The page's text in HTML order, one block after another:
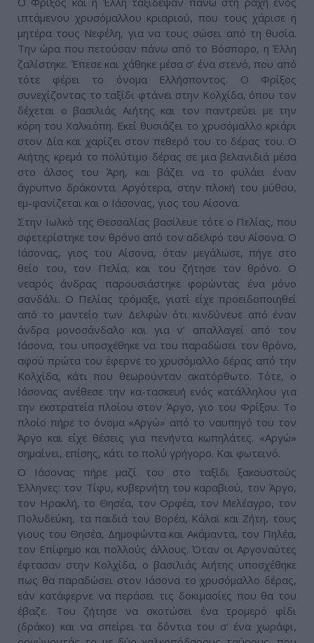
ιπτάμενου χρυσόμαλλου κριαριού, που τους χάρισε η
μητέρα τους Νεφέλη, για να τους σώσει από τη θυσία.
Την ώρα που πετούσαν πάνω από το Βόσπορο, η Έλλη
ζαλίστηκε. Έπεσε και χάθηκε μέσα σ’ ένα στενό, που από
τότε φέρει το όνομα Ελλήσποντος. Ο Φρίξος
συνεχίζοντας το ταξίδι φτάνει στην Κολχίδα, όπου τον
δέχεται ο βασιλιάς Αιήτης και τον παντρεύει με την
κόρη του Χαλκιόπη. Εκεί θυσιάζει το χρυσόμαλλο κριάρι
στον Δία και χαρίζει στον πεθερό του το δέρας του. Ο
Αιήτης κρεμά το πολύτιμο δέρας σε μια βελανιδιά μέσα
στο άλσος του Άρη, και βάζει να το φυλάει έναν
άγρυπνο δράκοντα. Αργότερα, στην πλοκή του μύθου,
εμ-φανίζεται και ο Ιάσονας, γιος του Αίσονα.
Στην Ιωλκό της Θεσσαλίας βασίλευε τότε ο Πελίας, που
σφετερίστηκε τον θρόνο από τον αδελφό του Αίσονα. Ο
Ιάσονας, γιος του Αίσονα, όταν μεγάλωσε, πήγε στο
θείο του, τον Πελία, και του ζήτησε τον θρόνο. Ο
νεαρός άνδρας παρουσιάστηκε φορώντας ένα μόνο
σανδάλι. Ο Πελίας τρόμαξε, γιατί είχε προειδοποιηθεί
από το μαντείο των Δελφών ότι κινδύνευε από έναν
άνδρα μονοσάνδαλο και για ν’ απαλλαγεί από τον
Ιάσονα, του υποσχέθηκε να του παραδώσει τον θρόνο,
αφού πρώτα του έφερνε το χρυσόμαλλο δέρας από την
Κολχίδα, κάτι που θεωρούνταν ακατόρθωτο. Τότε, ο
Ιάσονας ανέθεσε την κα-τασκευή ενός κατάλληλου για
την εκστρατεία πλοίου στον Άργο, γιο του Φρίξου. Το
πλοίο πήρε το όνομα «Αργώ» από το ναυπηγό του τον
Άργο και είχε θέσεις για πενήντα κωπηλάτες. «Αργώ»
σημαίνει, επίσης, κάτι το πολύ γρήγορο. Και φωτεινό.
Ο Ιάσονας πήρε μαζί του στο ταξίδι ξακουστούς
Έλληνες: τον Τίφυ, κυβερνήτη του καραβιού, τον Άργο,
τον Ηρακλή, το Θησέα, τον Ορφέα, τον Μελέαγρο, τον
Πολυδεύκη, τα παιδιά του Βορέα, Κάλαϊ και Ζήτη, τους
γιους του Θησέα, Δημοφώντα και Ακάμαντα, τον Πηλέα,
τον Επίφημο και πολλούς άλλους. Όταν οι Αργοναύτες
έφτασαν στην Κολχίδα, ο βασιλιάς Αιήτης υποσχέθηκε
πως θα παραδώσει στον Ιάσονα το χρυσόμαλλο δέρας,
εάν κατάφερνε να περάσει τις δοκιμασίες που θα του
έβαζε. Του ζήτησε να σκοτώσει ένα τρομερό φίδι
(δράκο) και να σπείρει τα δόντια του σ’ ένα χωράφι,